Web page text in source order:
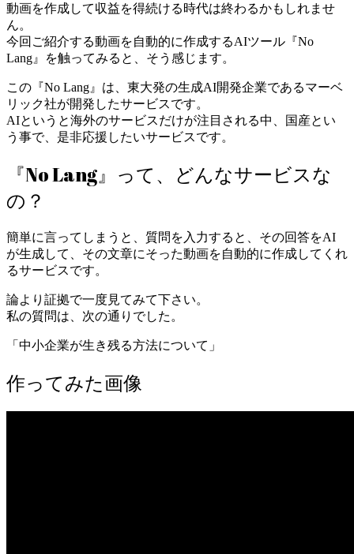
動画を作成して収益を得続ける時代は終わるかもしれませ
ん。
今回ご紹介する動画を自動的に作成するAIツール『No
Lang』を触ってみると、そう感じます。
この『No Lang』は、東大発の生成AI開発企業であるマーベ
リック社が開発したサービスです。
AIというと海外のサービスだけが注目される中、国産とい
う事で、是非応援したいサービスです。
『No Lang』って、どんなサービスな
の？
簡単に言ってしまうと、質問を入力すると、その回答をAI
が生成して、その文章にそった動画を自動的に作成してくれ
るサービスです。
論より証拠で一度見てみて下さい。
私の質問は、次の通りでした。
「中小企業が生き残る方法について」
作ってみた画像